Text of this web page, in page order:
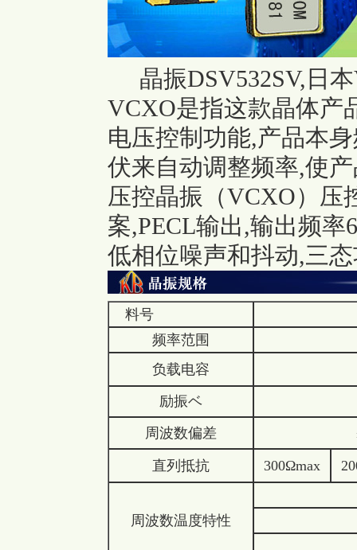
晶振DSV532SV,日
VCXO是指这款晶体产
电压控制功能,产品本
伏来自动调整频率,使
压控晶振（VCXO）压
案,PECL输出,输出频率
低相位噪声和抖动,三
料号
频率范围
负载电容
励振ベ
周波数偏差
直列抵抗 300Ωmax
周波数温度特性